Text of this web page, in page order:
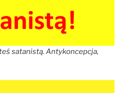
satanistą. Antykoncepcja,